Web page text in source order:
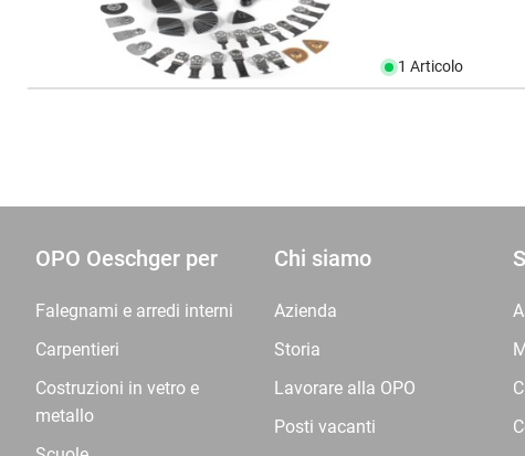
1 Articolo
OPO Oeschger per
Falegnami e arredi interni
Carpentieri
Costruzioni in vetro e
metallo
Chi siamo
Azienda
Storia
Lavorare alla OPO
Posti vacanti